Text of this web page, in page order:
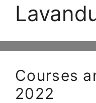
Courses
2022